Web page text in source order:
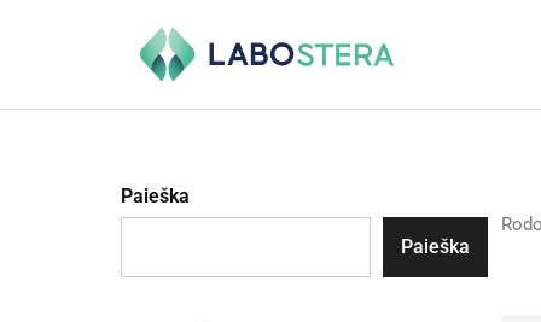
Labostera
Laboratorinė
Paieška
Paieška